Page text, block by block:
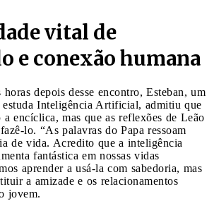
vital de
e conexão humana
depois desse encontro, Esteban, um
estuda Inteligência Artificial, admitiu que
encíclica, mas que as reflexões de Leão
lo. “As palavras do Papa ressoam
de vida. Acredito que a inteligência
fantástica em nossas vidas
aprender a usá-la com sabedoria, mas
a amizade e os relacionamentos
jovem.